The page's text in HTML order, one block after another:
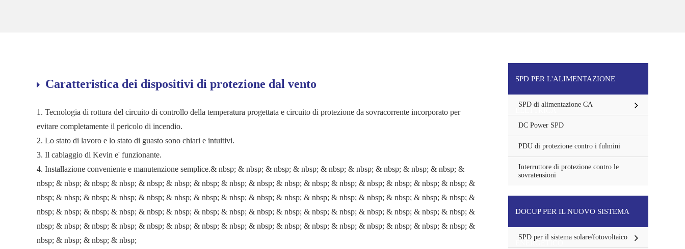
Caratteristica dei dispositivi di protezione dal vento
1. Tecnologia di rottura del circuito di controllo della temperatura progettata e circuito di protezione da sovracorrente incorporato per
evitare completamente il pericolo di incendio.
2. Lo stato di lavoro e lo stato di guasto sono chiari e intuitivi.
3. Il cablaggio di Kevin e' funzionante.
4. Installazione conveniente e manutenzione semplice.& nbsp; & nbsp; & nbsp; & nbsp; & nbsp; & nbsp; & nbsp; & nbsp; & nbsp; &
nbsp; & nbsp; & nbsp; & nbsp; & nbsp; & nbsp; & nbsp; & nbsp; & nbsp; & nbsp; & nbsp; & nbsp; & nbsp; & nbsp; & nbsp; & nbsp; &
nbsp; & nbsp; & nbsp; & nbsp; & nbsp; & nbsp; & nbsp; & nbsp; & nbsp; & nbsp; & nbsp; & nbsp; & nbsp; & nbsp; & nbsp; & nbsp; &
nbsp; & nbsp; & nbsp; & nbsp; & nbsp; & nbsp; & nbsp; & nbsp; & nbsp; & nbsp; & nbsp; & nbsp; & nbsp; & nbsp; & nbsp; & nbsp; &
nbsp; & nbsp; & nbsp; & nbsp; & nbsp; & nbsp; & nbsp; & nbsp; & nbsp; & nbsp; & nbsp; & nbsp; & nbsp; & nbsp; & nbsp; & nbsp; &
nbsp; & nbsp; & nbsp; & nbsp;
SPD PER L'ALIMENTAZIONE
SPD di alimentazione CA
DC Power SPD
PDU di protezione contro i fulmini
Interruttore di protezione contro le
sovratensioni
DOCUP PER IL NUOVO SISTEMA
ENERGETICO
SPD per il sistema solare/fotovoltaico